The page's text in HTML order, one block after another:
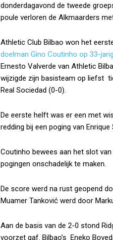
donderdagavond de tweede
poule verloren de Alkmaarders
Athletic Club Bilbao won het
doelman Gino Coutinho op 33-
Ernesto Valverde van Athletic
wijzigde zijn basisteam op liefst
Real Sociedad (0-0).
De eerste helft was er een met
redding bij een poging van
Coutinho bewees aan het slot
pogingen onschadelijk te maken.
De score werd na rust geopend
Muamer Tanković werd door
Aan de basis van de 2-0 stond
voorzet gaf. Bilbao’s Eneko